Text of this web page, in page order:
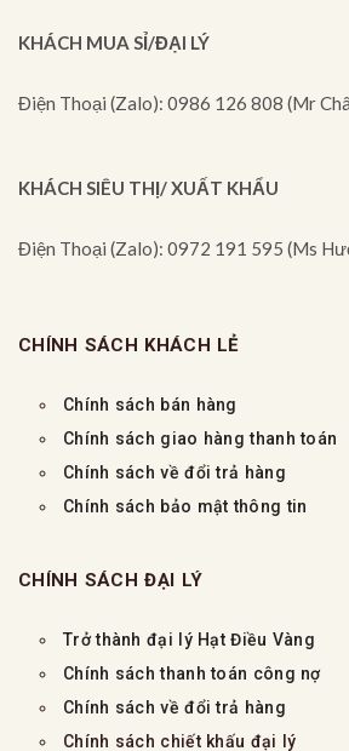
KHÁCH MUA SỈ/ĐẠI LÝ
Điện Thoại (Zalo): 0986 126 808 (Mr
KHÁCH SIÊU THỊ/ XUẤT KHẨU
Điện Thoại (Zalo): 0972 191 595 (Ms
CHÍNH SÁCH KHÁCH LẺ
Chính sách bán hàng
Chính sách giao hàng thanh toán
Chính sách về đổi trả hàng
Chính sách bảo mật thông tin
CHÍNH SÁCH ĐẠI LÝ
Trở thành đại lý Hạt Điều Vàng
Chính sách thanh toán công nợ
Chính sách về đổi trả hàng
Chính sách chiết khấu đại lý